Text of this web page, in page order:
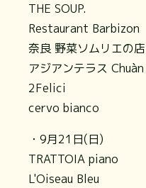
THE SOUP.
Restaurant Barbizon
奈良 野菜ソムリエの
アジアンテラス Chuàn
2Felici
cervo bianco
・9月21日(日)
TRATTOIA piano
L'Oiseau Bleu